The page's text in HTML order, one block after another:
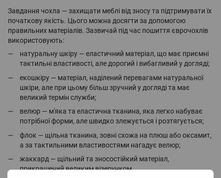
Завдання чохла — захищати меблі від зносу та підтримувати їх
початкову якість. Цього можна досягти за допомогою
правильних матеріалів. Зазвичай під час пошиття єврочохлів
використовують:
натуральну шкіру — еластичний матеріал, що має приємні
тактильні властивості, але дорогий і вибагливий у догляді;
екошкіру — матеріал, наділений перевагами натуральної
шкіри, але при цьому більш зручний у догляді та має
великий термін служби;
велюр — м'яка та еластична тканина, яка легко набуває
потрібної форми, але швидко злежується і розтягується;
флок — щільна тканина, зовні схожа на плюш або оксамит,
а за тактильними властивостями нагадує велюр;
жаккард — щільний та зносостійкий матеріал,
прикрашений великим візерунком.